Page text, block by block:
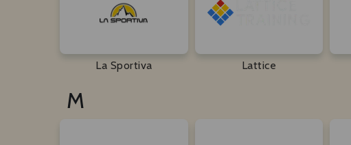
La Sportiva Lattice
M